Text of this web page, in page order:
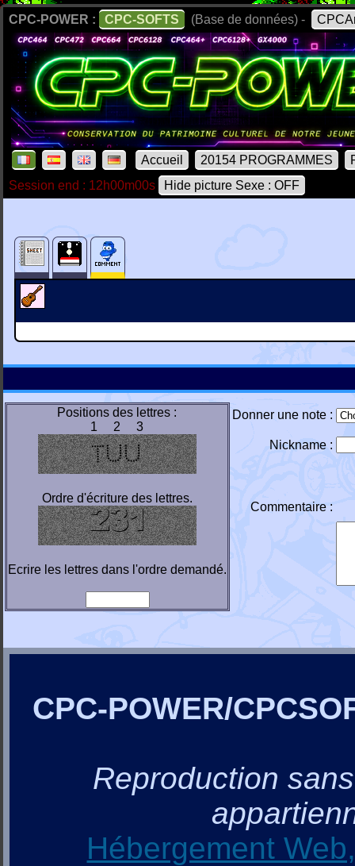
CPC-POWER : CPC-SOFTS (Base de données) -
Accueil 20154 PROGRAMMES
Session end : 12h00m00s
Hide picture Sexe : OFF
Positions des lettres :
1 2 3
Ordre d'écriture des lettres.
Ecrire les lettres dans l'ordre demandé.
Donner une note :
Nickname :
Commentaire :
CPC-POWER/
Reproduction
Hébergement